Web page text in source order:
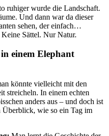
ruhiger wurde die Landschaft.
Und dann war da dieser
sehen, der einfach…
Sättel. Nur Natur.
einem Elephant
könnte vielleicht mit den
streicheln. In einem echten
anders aus – und doch ist
Überblick, wie so ein Tag im